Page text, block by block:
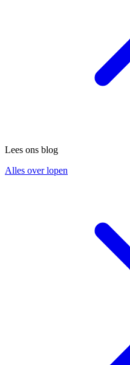
Lees ons blog
Alles over lopen